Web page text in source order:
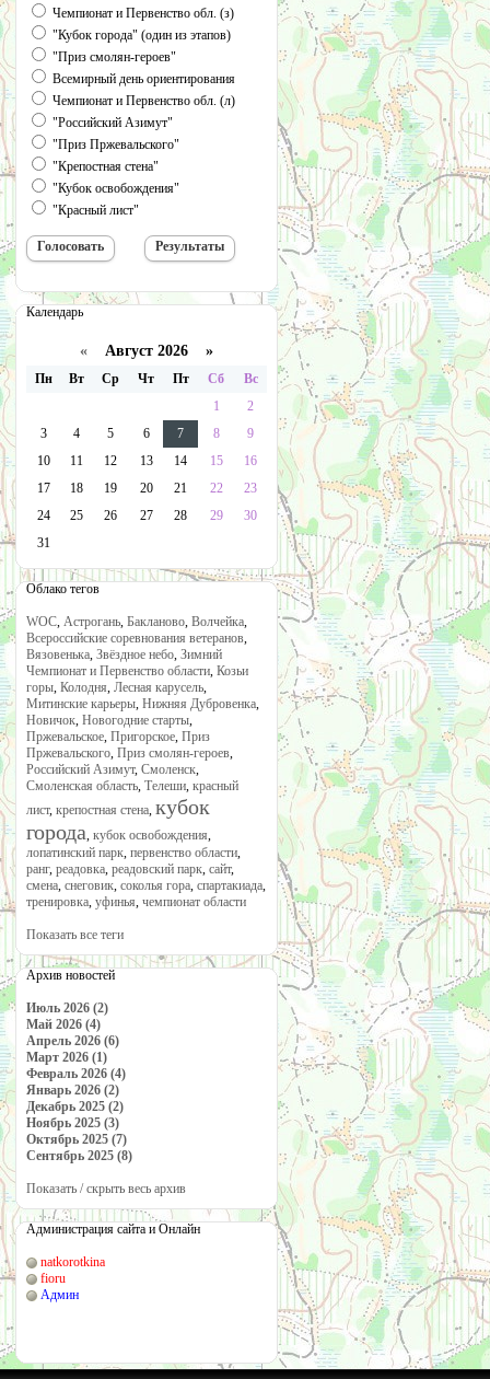
Чемпионат и Первенство обл. (з)
"Кубок города" (один из этапов)
"Приз смолян-героев"
Всемирный день ориентирования
Чемпионат и Первенство обл. (л)
"Российский Азимут"
"Приз Пржевальского"
"Крепостная стена"
"Кубок освобождения"
"Красный лист"
Календарь
« Август 2026 »
Пн Вт Ср Чт Пт Сб
Вс
1
2
3
4 5 6 7 8
9
10
11 12 13 14 15
16
17
18 19 20 21 22
23
24
25 26 27 28 29
30
31
Облако тегов
WOC, Астрогань, Бакланово, Волчейка,
Всероссийские соревнования ветеранов,
Вязовенька, Звёздное небо, Зимний
Чемпионат и Первенство области, Козьи
горы, Колодня, Лесная карусель,
Митинские карьеры, Нижняя Дубровенка,
Новичок, Новогодние старты,
Пржевальское, Пригорское, Приз
Пржевальского, Приз смолян-героев,
Российский Азимут, Смоленск,
Смоленская область, Телеши, красный
лист, крепостная стена, кубок
города, кубок освобождения,
лопатинский парк, первенство области,
ранг, реадовка, реадовский парк, сайт,
смена, снеговик, соколья гора, спартакиада,
тренировка, уфинья, чемпионат области
Показать все теги
Архив новостей
Июль 2026 (2)
Май 2026 (4)
Апрель 2026 (6)
Март 2026 (1)
Февраль 2026 (4)
Январь 2026 (2)
Декабрь 2025 (2)
Ноябрь 2025 (3)
Октябрь 2025 (7)
Сентябрь 2025 (8)
Показать / скрыть весь архив
Администрация сайта и Онлайн
natkorotkina
fioru
Админ